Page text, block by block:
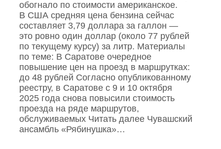
обогнало по стоимости американское.
В США средняя цена бензина сейчас
составляет 3,79 доллара за галлон —
это ровно один доллар (около 77 рублей
по текущему курсу) за литр. Материалы
по теме: В Саратове очередное
повышение цен на проезд в маршрутках:
до 48 рублей Согласно опубликованному
реестру, в Саратове с 9 и 10 октября
2025 года снова повысили стоимость
проезда на ряде маршрутов,
обслуживаемых Читать далее Чувашский
ансамбль «Рябинушка»…